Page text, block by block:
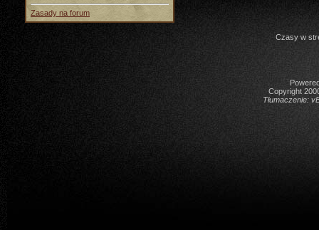
Zasady na forum
Czasy w
Copyright
Tłumaczenie: